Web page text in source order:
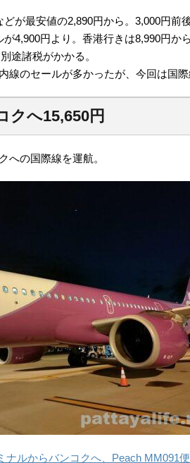
が最安値の2,890円から。3,000円前
4,900円より。香港行きは8,990円か
途諸税がかかる。
線のセールが多かったが、今回は国際
クへ15,650円
への国際線を運航。
ナルからバンコクへ、Peach MM091